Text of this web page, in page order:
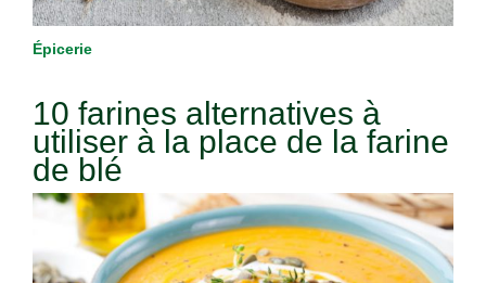
Épicerie
10 farines alternatives à
utiliser à la place de la farine
de blé